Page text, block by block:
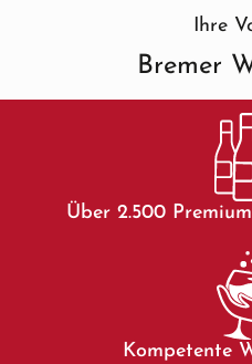
Ihre
Bremer
Über 2.500
Kompetente